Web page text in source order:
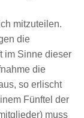
mitzuteilen.
die
im Sinne dieser
die
so erlischt
Fünftel der
muss